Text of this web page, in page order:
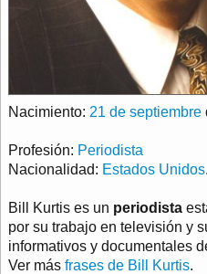
Nacimiento: 21 de septiembre
Profesión: Periodista
Nacionalidad: Estados Unidos.
Bill Kurtis es un periodista
por su trabajo en televisión y
informativos y documentales
Ver más frases de Bill Kurtis.